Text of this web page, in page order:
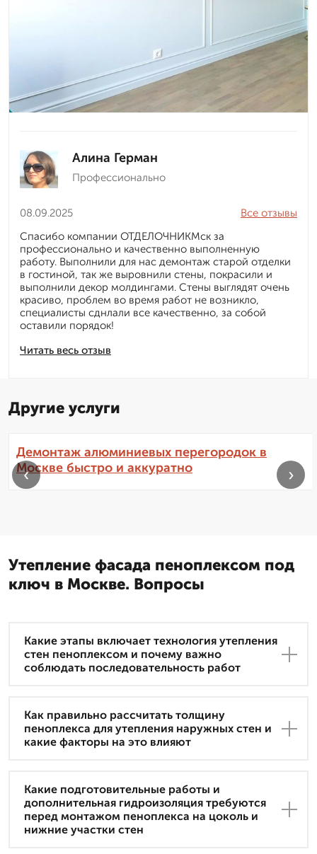
Алина Герман
Профессионально
08.09.2025
Читать весь отзыв
Все отзывы
Спасибо компании ОТДЕЛОЧНИКМск за
профессионально и качественно выполненную
работу. Выполнили для нас демонтаж старой отделки
в гостиной, так же выровнили стены, покрасили и
выполнили декор молдингами. Стены выглядят очень
красиво, проблем во время работ не возникло,
специалисты сднлали все качественно, за собой
оставили порядок!
Другие услуги
Демонтаж алюминиевых перегородок в
Москве быстро и аккуратно
‹ ›
Утепление фасада пеноплексом под
ключ в Москве. Вопросы
Какие этапы включает технология утепления
стен пеноплексом и почему важно
соблюдать последовательность работ
Как правильно рассчитать толщину
пеноплекса для утепления наружных стен и
какие факторы на это влияют
Какие подготовительные работы и
дополнительная гидроизоляция требуются
перед монтажом пеноплекса на цоколь и
нижние участки стен